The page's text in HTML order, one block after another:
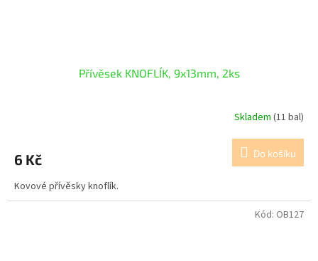
Přívěsek KNOFLÍK, 9x13mm, 2ks
Skladem (11 bal)
6 Kč Do košíku
Kovové přívěsky knoflík.
Kód: OB127